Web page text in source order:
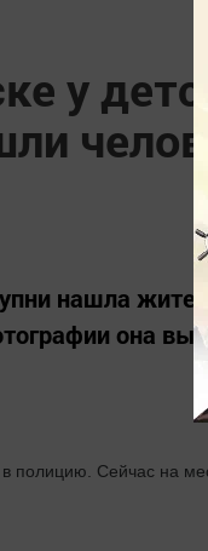
у
нашла
она
полицию. Сейчас на